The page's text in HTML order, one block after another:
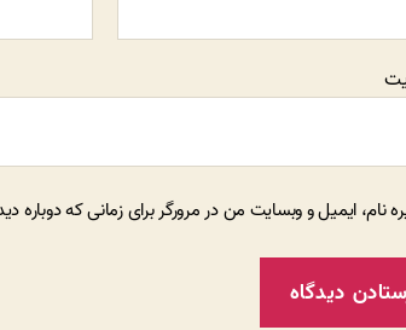
نام، ایمیل و وبسایت من در مرورگر برای زمانی که